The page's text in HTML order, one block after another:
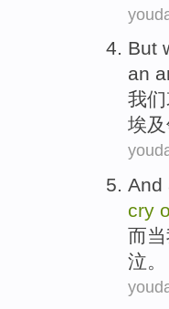
But
an
我们
埃
And
cry
而当
泣。